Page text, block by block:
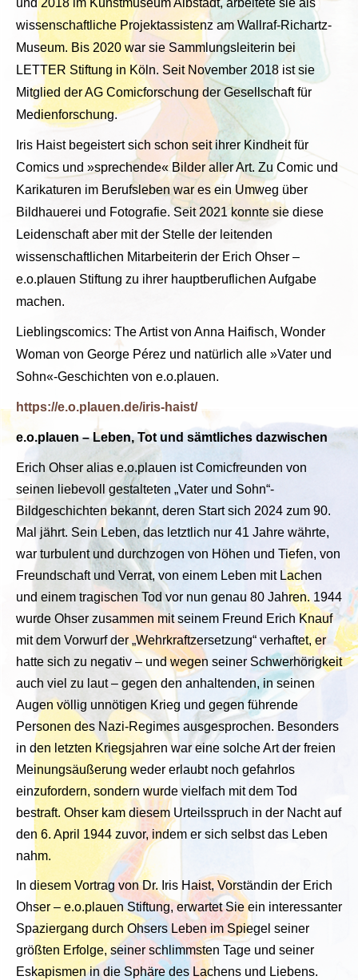
und 2018 im Kunstmuseum Albstadt, arbeitete sie als
wissenschaftliche Projektassistenz am Wallraf-Richartz-
Museum. Bis 2020 war sie Sammlungsleiterin bei
LETTER Stiftung in Köln. Seit November 2018 ist sie
Mitglied der AG Comicforschung der Gesellschaft für
Medienforschung.
Iris Haist begeistert sich schon seit ihrer Kindheit für
Comics und »sprechende« Bilder aller Art. Zu Comic und
Karikaturen im Berufsleben war es ein Umweg über
Bildhauerei und Fotografie. Seit 2021 konnte sie diese
Leidenschaft aber mit der Stelle der leitenden
wissenschaftlichen Mitarbeiterin der Erich Ohser –
e.o.plauen Stiftung zu ihrer hauptberuflichen Aufgabe
machen.
Lieblingscomics: The Artist von Anna Haifisch, Wonder
Woman von George Pérez und natürlich alle »Vater und
Sohn«-Geschichten von e.o.plauen.
https://e.o.plauen.de/iris-haist/
e.o.plauen–Leben, Tot und sämtliches dazwischen
Erich Ohser alias e.o.plauen ist Comicfreunden von
seinen liebevoll gestalteten „Vater und Sohn“-
Bildgeschichten bekannt, deren Start sich 2024 zum 90.
Mal jährt. Sein Leben, das letztlich nur 41 Jahre währte,
war turbulent und durchzogen von Höhen und Tiefen, von
Freundschaft und Verrat, von einem Leben mit Lachen
und einem tragischen Tod vor nun genau 80 Jahren.1944
wurde Ohser zusammen mit seinem Freund Erich Knauf
mit dem Vorwurf der „Wehrkraftzersetzung“ verhaftet, er
hatte sich zu negativ – und wegen seiner Schwerhörigkeit
auch viel zu laut – gegen den anhaltenden, in seinen
Augen völlig unnötigen Krieg und gegen führende
Personen des Nazi-Regimes ausgesprochen. Besonders
in den letzten Kriegsjahren war eine solche Art der freien
Meinungsäußerung weder erlaubt noch gefahrlos
einzufordern, sondern wurde vielfach mit dem Tod
bestraft. Ohser kam diesem Urteilsspruch in der Nacht auf
den 6. April 1944 zuvor, indem er sich selbst das Leben
nahm.
In diesem Vortrag von Dr. Iris Haist, Vorständin der Erich
Ohser – e.o.plauen Stiftung, erwartet Sie ein interessanter
Spaziergang durch Ohsers Leben im Spiegel seiner
größten Erfolge, seiner schlimmsten Tage und seiner
Eskapismen in die Sphäre des Lachens und Liebens.